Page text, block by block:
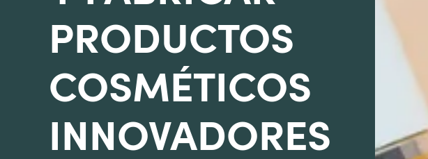
PRODUCTOS
COSMÉTICOS
INNOVADORES